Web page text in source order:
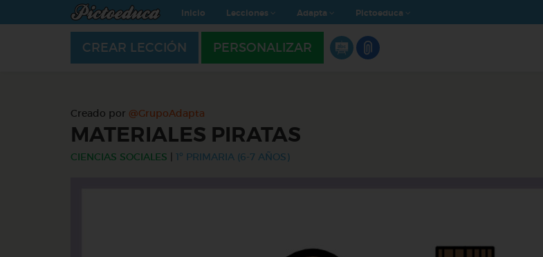
Inicio Lecciones Adapta Pictoeduca
CREAR LECCIÓN PERSONALIZAR
Creado por @GrupoAdapta
MATERIALES PIRATAS
CIENCIAS SOCIALES 1º PRIMARIA (6-7 AÑOS)